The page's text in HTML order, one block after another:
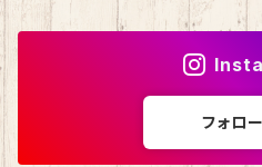
フォロ